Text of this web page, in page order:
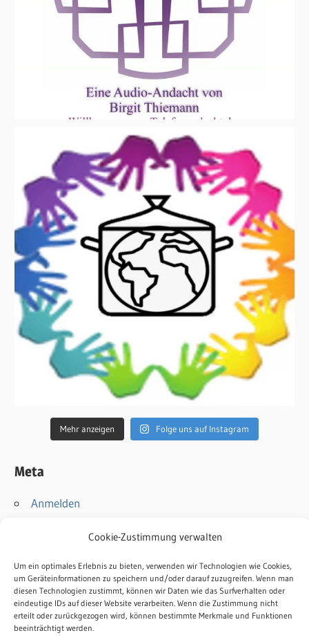
Cookie-Zustimmung verwalten
Um ein optimales Erlebnis zu bieten, verwenden wir Technologien wie Cookies,
um Geräteinformationen zu speichern und/oder darauf zuzugreifen. Wenn man
diesen Technologien zustimmt, können wir Daten wie das Surfverhalten oder
eindeutige IDs auf dieser Website verarbeiten. Wenn die Zustimmung nicht
erteilt oder zurückgezogen wird, können bestimmte Merkmale und Funktionen
beeinträchtigt werden.
Mehr anzeigen Folge uns auf Instagram
Meta
Anmelden
Kommentar-Feed
WordPress.org
Kontakt
Impressum
Datenschutz